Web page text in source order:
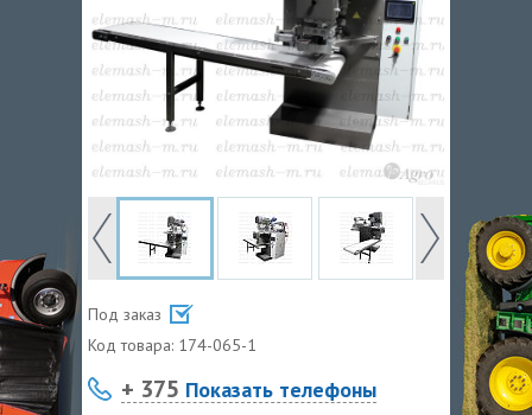
Под заказ
Код товара: 174-065-1
+ 375 Показать телефоны